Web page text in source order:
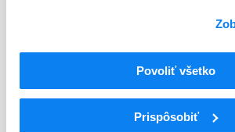
Povoliť všetko
Prispôsobiť
C10
HYPOLIPIDEMIKÁ
HYPOLIPIDEMIKÁ,